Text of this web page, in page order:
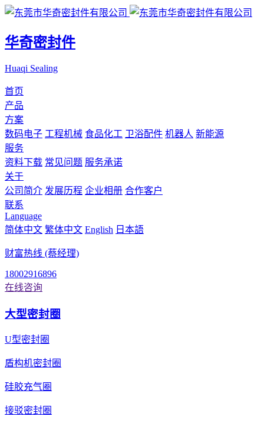
华奇密封件
Huaqi Sealing
首页
产品
方案
数码电子 工程机械 食品化工 卫浴配件 机器人 新能源
服务
资料下载 常见问题 服务承诺
关于
公司简介 发展历程 企业相册 合作客户
联系
Language
简体中文 繁体中文 English 日本語
财富热线 (蔡经理)
18002916896
在线咨询
大型密封圈
U型密封圈
盾构机密封圈
硅胶充气圈
接驳密封圈